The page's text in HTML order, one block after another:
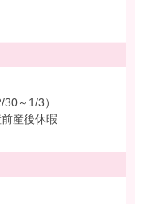
～1/3）
産後休暇